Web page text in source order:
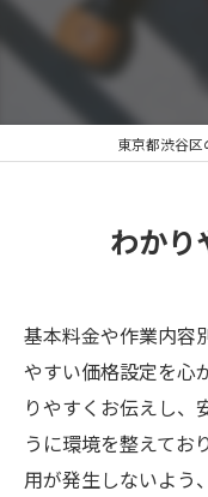
東京都渋谷
わかり
基本料金や作業内容
やすい価格設定を心
りやすくお伝えし、
うに環境を整えてお
用が発生しないよう